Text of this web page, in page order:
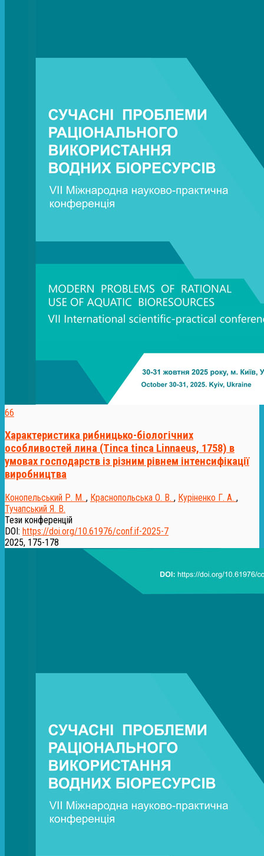
66
Характеристика рибницько-біологічних
особливостей лина (Tinca tinca Linnaeus, 1758) в
умовах господарств із різним рівнем інтенсифікації
виробництва
Конопельський Р. М. , Краснопольська О. В. , Куріненко Г. А. ,
Тучапський Я. В.
Тези конференцій
DOI: https://doi.org/10.61976/conf.if-2025-7
2025, 175-178